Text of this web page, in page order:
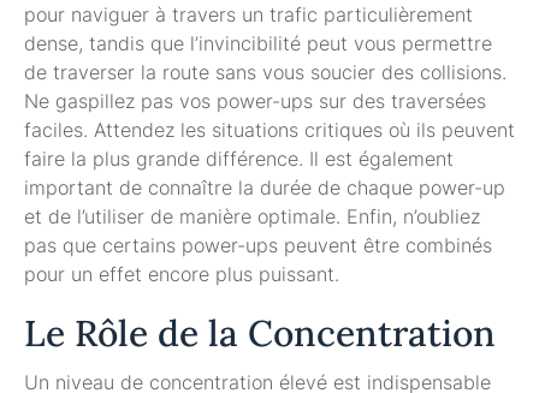
pour naviguer à travers un trafic particulièrement
dense, tandis que l’invincibilité peut vous permettre
de traverser la route sans vous soucier des collisions.
Ne gaspillez pas vos power-ups sur des traversées
faciles. Attendez les situations critiques où ils peuvent
faire la plus grande différence. Il est également
important de connaître la durée de chaque power-up
et de l’utiliser de manière optimale. Enfin, n’oubliez
pas que certains power-ups peuvent être combinés
pour un effet encore plus puissant.
Le Rôle de la Concentration
Un niveau de concentration élevé est indispensable